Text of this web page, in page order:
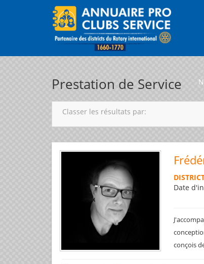
Prestation de Service
Classer les résultats par:
Date
conçois